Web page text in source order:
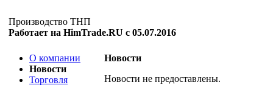
Производство ТНП
Работает на HimTrade.RU с 05.07.2016
О компании
Новости
Торговля
Новости
Новости не предоставлены.